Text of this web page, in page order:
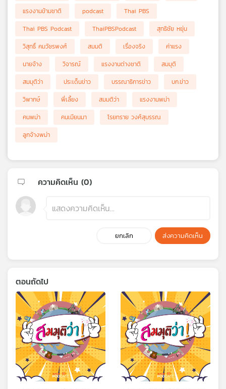
แรงงานข้ามชาติ
podcast
Thai PBS
Thai PBS Podcast
ThaiPBSPodcast
สุทธิชัย หยุ่น
วิสุทธิ์ คมวัชรพงศ์
สมมติ เรื่องจริง
ค่าแรง
นายจ้าง
วิจารณ์ แรงงานต่างชาติ
สมมุติ
สมมุติว่า
ประเด็นข่าว บรรณาธิการข่าว
บก.ข่าว
วิพากษ์
พี่เลี้ยง สมมติว่า
แรงงานพม่า
คนพม่า
คนเมียนมา
โรยทราย วงศ์สุบรรณ
ลูกจ้างพม่า
ความคิดเห็น (0)
ยกเลิก ส่งความคิดเห็น
ตอนถัดไป